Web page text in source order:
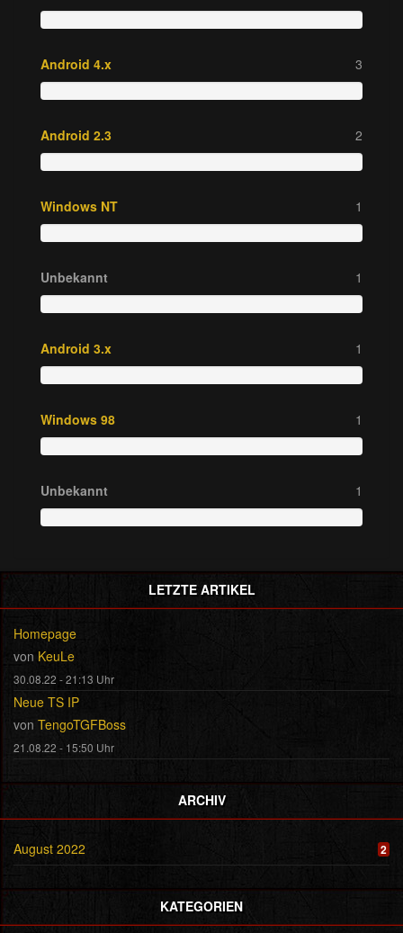
Android 4.x 3
Android 2.3 2
Windows NT 1
Unbekannt 1
Android 3.x 1
Windows 98 1
Unbekannt 1
LETZTE ARTIKEL
Homepage
von KeuLe
30.08.22 - 21:13 Uhr
Neue TS IP
von TengoTGFBoss
21.08.22 - 15:50 Uhr
ARCHIV
August 2022 2
KATEGORIEN